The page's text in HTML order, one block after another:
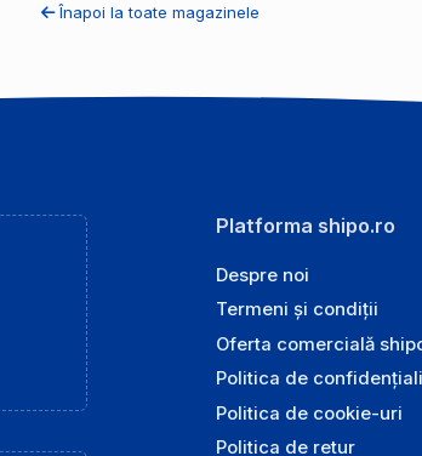
Înapoi la toate magazinele
Platforma shipo.ro
Despre noi
Termeni și condiții
Oferta comercială
Politica de
Politica de cookie-uri
Politica de retur